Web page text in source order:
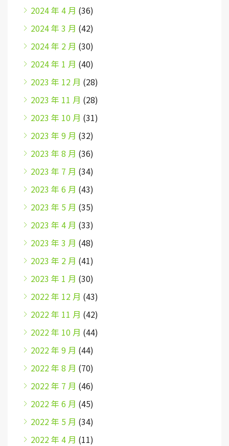
2024 年 4 月 (36)
2024 年 3 月 (42)
2024 年 2 月 (30)
2024 年 1 月 (40)
2023 年 12 月 (28)
2023 年 11 月 (28)
2023 年 10 月 (31)
2023 年 9 月 (32)
2023 年 8 月 (36)
2023 年 7 月 (34)
2023 年 6 月 (43)
2023 年 5 月 (35)
2023 年 4 月 (33)
2023 年 3 月 (48)
2023 年 2 月 (41)
2023 年 1 月 (30)
2022 年 12 月 (43)
2022 年 11 月 (42)
2022 年 10 月 (44)
2022 年 9 月 (44)
2022 年 8 月 (70)
2022 年 7 月 (46)
2022 年 6 月 (45)
2022 年 5 月 (34)
2022 年 4 月 (11)